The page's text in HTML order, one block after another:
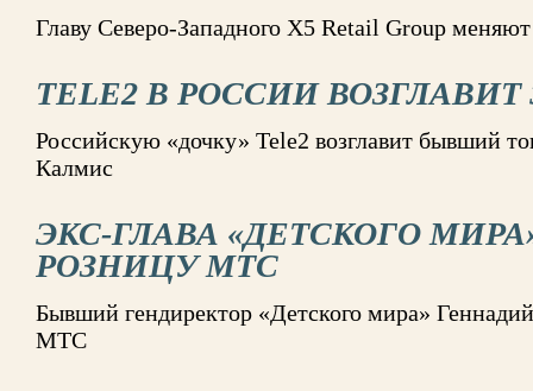
Главу Северо-Западного X5 Retail Group
TELE2 В РОССИИ ВОЗГЛАВИТ
Российскую «дочку» Tele2 возглавит бывший
Калмис
ЭКС-ГЛАВА «ДЕТСКОГО
РОЗНИЦУ МТС
Бывший гендиректор «Детского мира»
МТС